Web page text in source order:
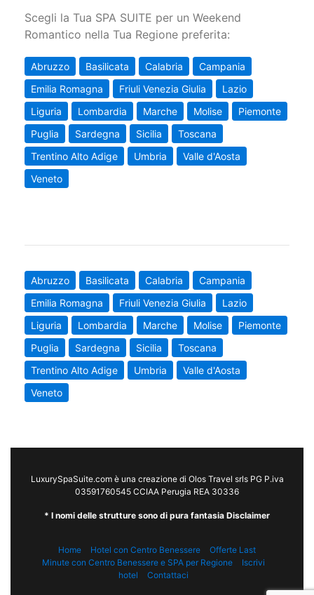
Scegli la Tua SPA SUITE per un Weekend
Romantico nella Tua Regione preferita:
Abruzzo Basilicata Calabria
Campania
Emilia Romagna
Friuli Venezia Giulia
Lazio
Liguria
Lombardia Marche Molise
Piemonte
Puglia
Sardegna Sicilia
Toscana
Trentino Alto Adige
Umbria
Valle d'Aosta
Veneto
Abruzzo Basilicata Calabria
Campania
Emilia Romagna
Friuli Venezia Giulia
Lazio
Liguria
Lombardia Marche Molise
Piemonte
Puglia
Sardegna Sicilia
Toscana
Trentino Alto Adige
Umbria
Valle d'Aosta
Veneto
LuxurySpaSuite.com è una creazione di Olos Travel srls PG P.iva
03591760545 CCIAA Perugia REA 30336
* I nomi delle strutture sono di pura fantasia Disclaimer
Home Hotel con Centro Benessere
Offerte Last
Minute con Centro Benessere e SPA per Regione
Iscrivi
hotel
Contattaci